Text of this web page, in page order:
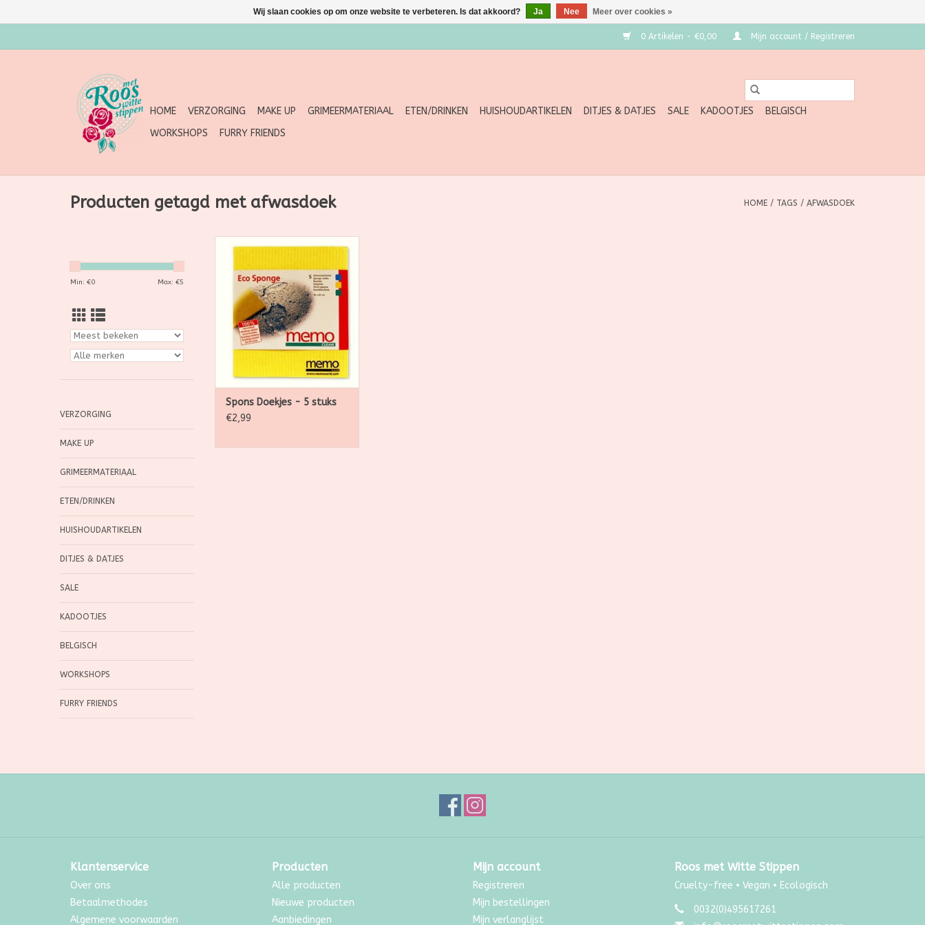
0 Artikelen - €0,00 Mijn account / Registreren
HOME VERZORGING MAKE UP GRIMEERMATERIAAL ETEN/DRINKEN HUISHOUDARTIKELEN DITJES & DATJES SALE KADOOTJES
BELGISCH
WORKSHOPS
FURRY FRIENDS
Producten getagd met afwasdoek HOME / TAGS / AFWASDOEK
Min: €0 Max: €5
VERZORGING
MAKE UP
GRIMEERMATERIAAL
ETEN/DRINKEN
HUISHOUDARTIKELEN
DITJES & DATJES
SALE
KADOOTJES
BELGISCH
WORKSHOPS
FURRY FRIENDS
Memo sponsdoekjes 5 stuks van
biologisch afbreekbaar, pluisvrij,
wasbaar en composteerbaar.
Vrij van synthetische materialen.
TOEVOEGEN AAN WINKELWAGEN
Spons Doekjes - 5 stuks
€2,99
Klantenservice
Over ons
Betaalmethodes
Algemene voorwaarden
Producten
Alle producten
Nieuwe producten
Aanbiedingen
Mijn account
Registreren
Mijn bestellingen
Mijn verlanglijst
Roos met Witte Stippen
Cruelty-free • Vegan • Ecologisch
0032(0)495617261
Wij slaan cookies op om onze website te verbeteren. Is dat akkoord? Ja Nee Meer over cookies »